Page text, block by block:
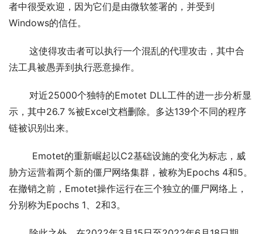
者中很受欢迎，因为它们是由微软签署的，并受到
Windows的信任。
法工具被愚弄到执行恶意操作。
示，其中26.7 %被Excel文档删除。多达139个不同的程序
链被识别出来。
Emotet的重新崛起以C2基础设施的变化为标志，威
胁方运营着两个新的僵尸网络集群，被称为Epochs 4和5。
在撤销之前，Emotet操作运行在三个独立的僵尸网络上，
分别称为Epochs 1、2和3。